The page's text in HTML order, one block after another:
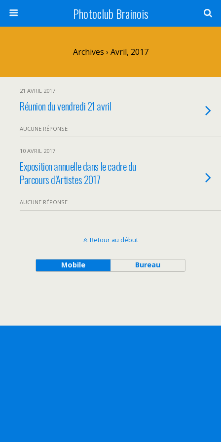
Photoclub Brainois
Archives › Avril, 2017
21 AVRIL 2017
Réunion du vendredi 21 avril
AUCUNE RÉPONSE
10 AVRIL 2017
Exposition annuelle dans le cadre du
Parcours d’Artistes 2017
AUCUNE RÉPONSE
Retour au début
Mobile Bureau